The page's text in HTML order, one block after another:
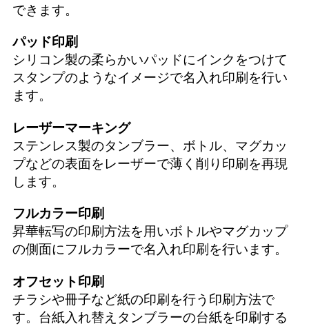
できます。
パッド印刷
シリコン製の柔らかいパッドにインクをつけて
スタンプのようなイメージで名入れ印刷を行い
ます。
レーザーマーキング
ステンレス製のタンブラー、ボトル、マグカッ
プなどの表面をレーザーで薄く削り印刷を再現
します。
フルカラー印刷
昇華転写の印刷方法を用いボトルやマグカップ
の側面にフルカラーで名入れ印刷を行います。
オフセット印刷
チラシや冊子など紙の印刷を行う印刷方法で
す。台紙入れ替えタンブラーの台紙を印刷する